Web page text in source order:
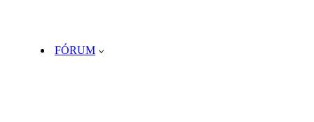
FÓRUM